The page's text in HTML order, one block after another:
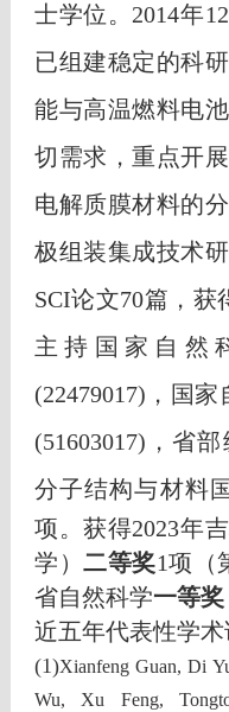
士学位。2014年
已组建稳定的科
能与高温燃料电
切需求，重点开
电解质膜材料的
极组装集成技术
SCI论文70篇，获
主持国家自然
(22479017)，国
(51603017)，省
分子结构与材料
项。获得2023年
学）二等奖1项（
省自然科学一等奖
近五年代表性学术
(1)Xianfeng Guan, Di
Wu, Xu Feng,